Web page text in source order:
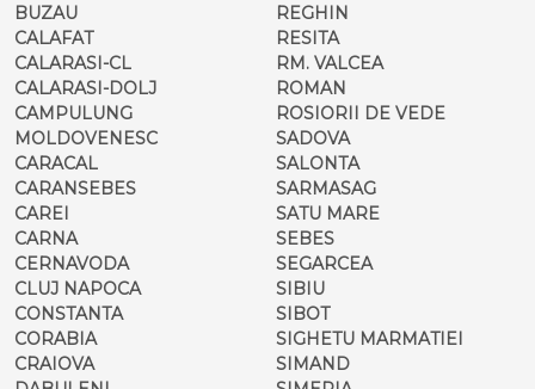
BUZAU
CALAFAT
CALARASI-CL
CALARASI-DOLJ
CAMPULUNG
MOLDOVENESC
CARACAL
CARANSEBES
CAREI
CARNA
CERNAVODA
CLUJ NAPOCA
CONSTANTA
CORABIA
CRAIOVA
REGHIN
RESITA
RM. VALCEA
ROMAN
ROSIORII DE VEDE
SADOVA
SALONTA
SARMASAG
SATU MARE
SEBES
SEGARCEA
SIBIU
SIBOT
SIGHETU MARMATIEI
SIMAND